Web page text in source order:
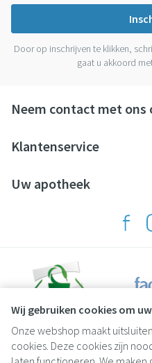
Wij gebruiken cookies om
Onze webshop maakt
cookies. Deze cookies zijn
Door op inschrijven te klikken,
gaat u akkoord
Neem contact met ons
Klantenservice
Uw apotheek
Juridische links